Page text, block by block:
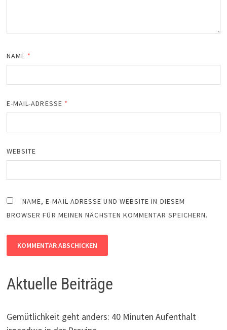
NAME *
E-MAIL-ADRESSE *
WEBSITE
NAME, E-MAIL-ADRESSE UND WEBSITE IN DIESEM
BROWSER FÜR MEINEN NÄCHSTEN KOMMENTAR SPEICHERN.
Aktuelle Beiträge
Gemütlichkeit geht anders: 40 Minuten Aufenthalt